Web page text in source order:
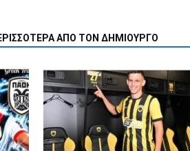
ΑΠΟ ΤΟΝ ΔΗΜΙΟΥΡΓΟ